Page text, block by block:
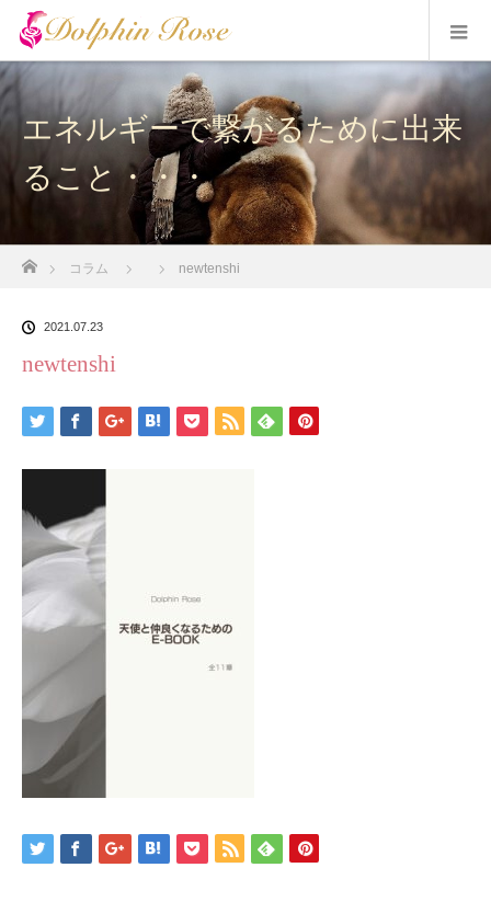
エネルギーで繋がるために出来
ること・・・
コラム newtenshi
2021.07.23
newtenshi